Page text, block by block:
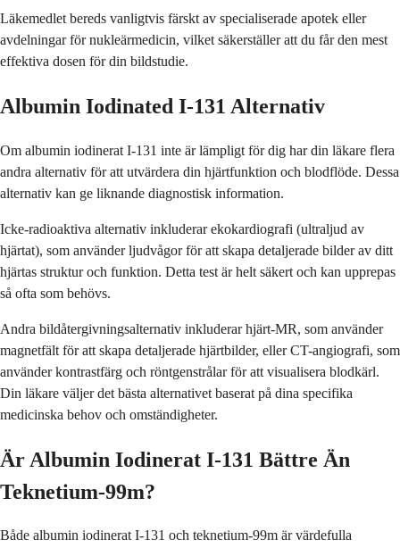
Läkemedlet bereds vanligtvis färskt av specialiserade apotek eller
avdelningar för nukleärmedicin, vilket säkerställer att du får den mest
effektiva dosen för din bildstudie.
Albumin Iodinated I-131 Alternativ
Om albumin iodinerat I-131 inte är lämpligt för dig har din läkare flera
andra alternativ för att utvärdera din hjärtfunktion och blodflöde. Dessa
alternativ kan ge liknande diagnostisk information.
Icke-radioaktiva alternativ inkluderar ekokardiografi (ultraljud av
hjärtat), som använder ljudvågor för att skapa detaljerade bilder av ditt
hjärtas struktur och funktion. Detta test är helt säkert och kan upprepas
så ofta som behövs.
Andra bildåtergivningsalternativ inkluderar hjärt-MR, som använder
magnetfält för att skapa detaljerade hjärtbilder, eller CT-angiografi, som
använder kontrastfärg och röntgenstrålar för att visualisera blodkärl.
Din läkare väljer det bästa alternativet baserat på dina specifika
medicinska behov och omständigheter.
Är Albumin Iodinerat I-131 Bättre Än
Teknetium-99m?
Både albumin iodinerat I-131 och teknetium-99m är värdefulla